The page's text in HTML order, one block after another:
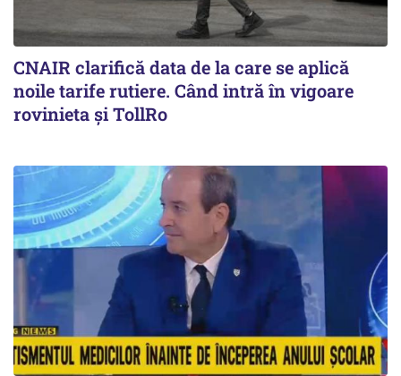
CNAIR clarifică data de la care se aplică
noile tarife rutiere. Când intră în vigoare
rovinieta și TollRo